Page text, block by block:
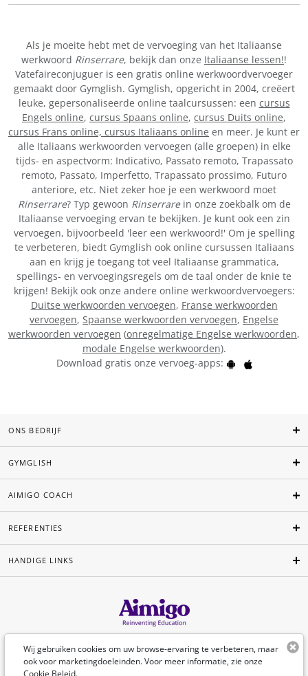
Als je moeite hebt met de vervoeging van het Italiaanse
werkwoord Rinserrare, bekijk dan onze Italiaanse lessen!!
Vatefaireconjuguer is een gratis online werkwoordvervoeger
gemaakt door Gymglish. Gymglish, opgericht in 2004, creëert
leuke, gepersonaliseerde online taalcursussen: een cursus
Engels online, cursus Spaans online, cursus Duits online,
cursus Frans online, cursus Italiaans online en meer. Je kunt er
alle Italiaans werkwoorden vervoegen (alle groepen) in elke
tijds- en aspectvorm: Indicativo, Passato remoto, Trapassato
remoto, Passato, Imperfetto, Trapassato prossimo, Futuro
anteriore, etc. Niet zeker hoe je een werkwoord moet
Rinserrare? Typ gewoon Rinserrarein onze zoekbalk om de
Italiaanse vervoeging ervan te bekijken. Je kunt ook een zin
vervoegen, bijvoorbeeld 'leer een werkwoord!' Om je spelling
te verbeteren, biedt Gymglish ook online cursussen Italiaans
aan en krijg je toegang tot veel Italiaanse grammatica,
spellings- en vervoegingsregels om de taal onder de knie te
krijgen! Bekijk ook onze andere online werkwoordvervoegers:
Duitse werkwoorden vervoegen, Franse werkwoorden
vervoegen, Spaanse werkwoorden vervoegen, Engelse
werkwoorden vervoegen (onregelmatige Engelse werkwoorden,
modale Engelse werkwoorden).
Download gratis onze vervoeg-apps:
Wij gebruiken cookies om uw browse-ervaring te verbeteren, maar
ook voor marketingdoeleinden. Voor meer informatie, zie onze
Cookie Beleid.
ONS BEDRIJF
GYMGLISH
AIMIGO COACH
REFERENTIES
HANDIGE LINKS
Nederlands